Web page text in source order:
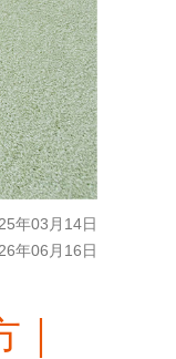
年03月14日
年06月16日